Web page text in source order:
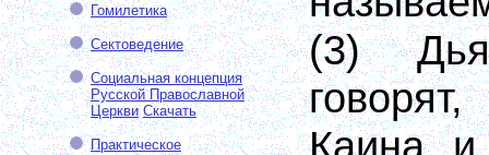
Гомилетика
Сектоведение
Социальная концепция
Русской Православной
Церкви Скачать
Практическое
(3)